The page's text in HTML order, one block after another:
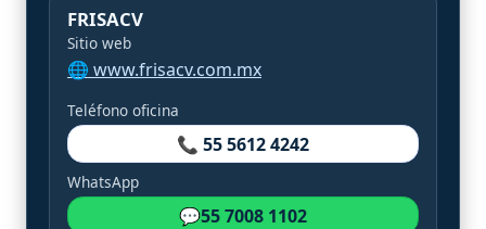
FRISACV
Sitio web
🌐 www.frisacv.com.mx
Teléfono oficina
📞 55 5612 4242
WhatsApp
💬55 7008 1102